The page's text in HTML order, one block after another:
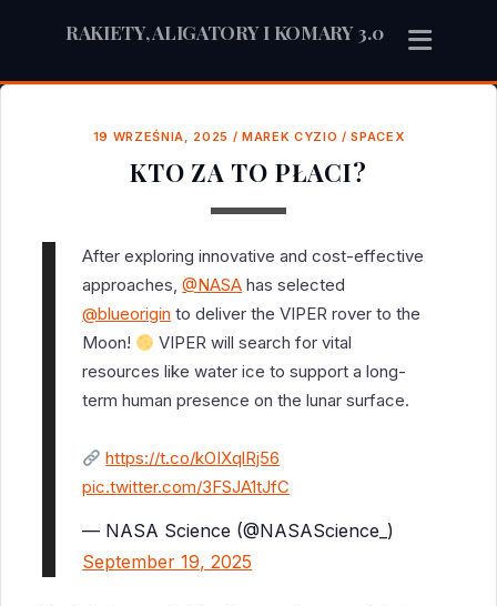
RAKIETY, ALIGATORY I KOMARY 3.0
19 WRZEŚNIA, 2025 / MAREK CYZIO /SPACEX
KTO ZA TO PŁACI?
After exploring innovative and cost-effective
approaches,@NASA has selected
@blueorigin to deliver the VIPER rover to the
Moon!
VIPER will search for vital
resources like water ice to support a long-
term human presence on the lunar surface.
https://t.co/kOIXqlRj56
pic.twitter.com/3FSJA1tJfC
— NASA Science (@NASAScience_)
September 19, 2025